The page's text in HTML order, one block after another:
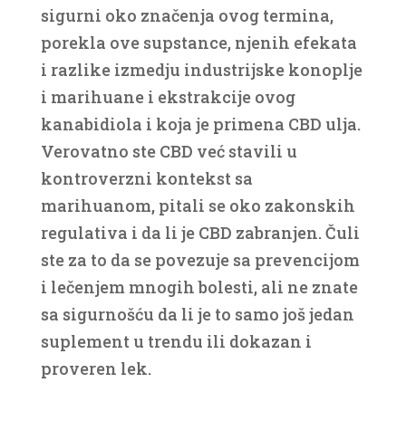
sigurni oko značenja ovog termina,
porekla ove supstance, njenih efekata
i razlike izmedju industrijske konoplje
i marihuane i ekstrakcije ovog
kanabidiola i koja je primena CBD ulja.
Verovatno ste CBD već stavili u
kontroverzni kontekst sa
marihuanom, pitali se oko zakonskih
regulativa i da li je CBD zabranjen. Čuli
ste za to da se povezuje sa prevencijom
i lečenjem mnogih bolesti, ali ne znate
sa sigurnošću da li je to samo još jedan
suplement u trendu ili dokazan i
proveren lek.